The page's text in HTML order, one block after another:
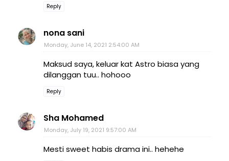
Reply
nona sani
Monday, June 14, 2021 2:54:00 AM
Maksud saya, keluar kat Astro biasa yang
dilanggan tuu.. hohooo
Reply
Sha Mohamed
Monday, July 19, 2021 9:57:00 AM
Mesti sweet habis drama ini.. hehehe